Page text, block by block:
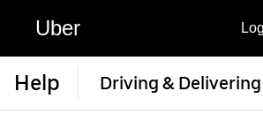
Uber
Help Driving & Delivering